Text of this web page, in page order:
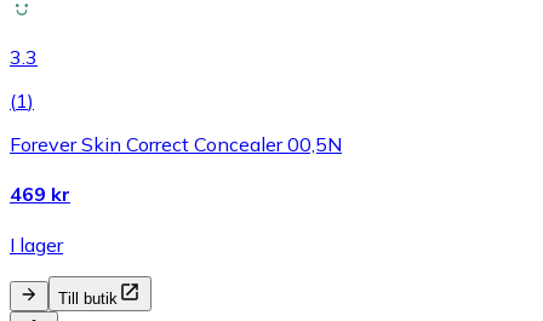
3.3
(1)
Forever Skin Correct Concealer 00,5N
469 kr
I lager
Till butik